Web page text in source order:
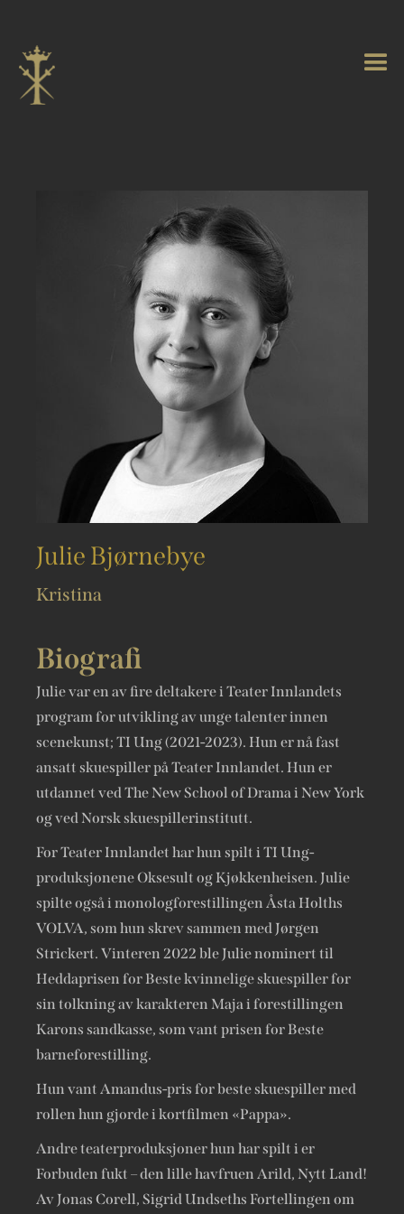
Julie Bjørnebye
Kristina
Biografi
Julie var en av fire deltakere i Teater Innlandets
program for utvikling av unge talenter innen
scenekunst; TI Ung (2021-2023). Hun er nå fast
ansatt skuespiller på Teater Innlandet. Hun er
utdannet ved The New School of Drama i New York
og ved Norsk skuespillerinstitutt.
For Teater Innlandet har hun spilt i TI Ung-
produksjonene Oksesult og Kjøkkenheisen. Julie
spilte også i monologforestillingen Åsta Holths
VOLVA, som hun skrev sammen med Jørgen
Strickert. Vinteren 2022 ble Julie nominert til
Heddaprisen for Beste kvinnelige skuespiller for
sin tolkning av karakteren Maja i forestillingen
Karons sandkasse, som vant prisen for Beste
barneforestilling.
Hun vant Amandus-pris for beste skuespiller med
rollen hun gjorde i kortfilmen «Pappa».
Andre teaterproduksjoner hun har spilt i er
Forbuden fukt – den lille havfruen Arild, Nytt Land!
Av Jonas Corell, Sigrid Undseths Fortellingen om